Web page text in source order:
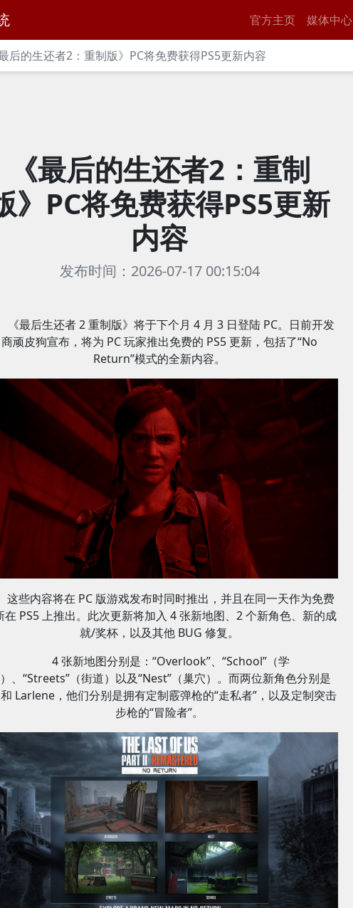
官方主页 媒体中心
后的生还者2：重制版》PC将免费获得PS5更新内容
《最后的生还者2：重制
》PC将免费获得PS5更新
内容
发布时间：2026-07-17 00:15:04
《最后生还者 2 重制版》将于下个月 4 月 3 日登陆 PC。日前开发
商顽皮狗宣布，将为 PC 玩家推出免费的 PS5 更新，包括了“No
Return”模式的全新内容。
这些内容将在 PC 版游戏发布时同时推出，并且在同一天作为免费
在 PS5 上推出。此次更新将加入 4 张新地图、2 个新角色、新的成
就/奖杯，以及其他 BUG 修复。
4 张新地图分别是：“Overlook”、“School”（学
、“Streets”（街道）以及“Nest”（巢穴）。而两位新角色分别是
Larlene，他们分别是拥有定制霰弹枪的“走私者”，以及定制突击
步枪的“冒险者”。